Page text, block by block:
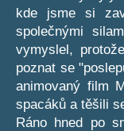
kde jsme si
společnými
vymyslel,
poznat se
animovaný film
spacáků a těšili
Ráno hned po